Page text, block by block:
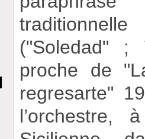
("Soledad"
proche de
regresarte"
l’orchestre,